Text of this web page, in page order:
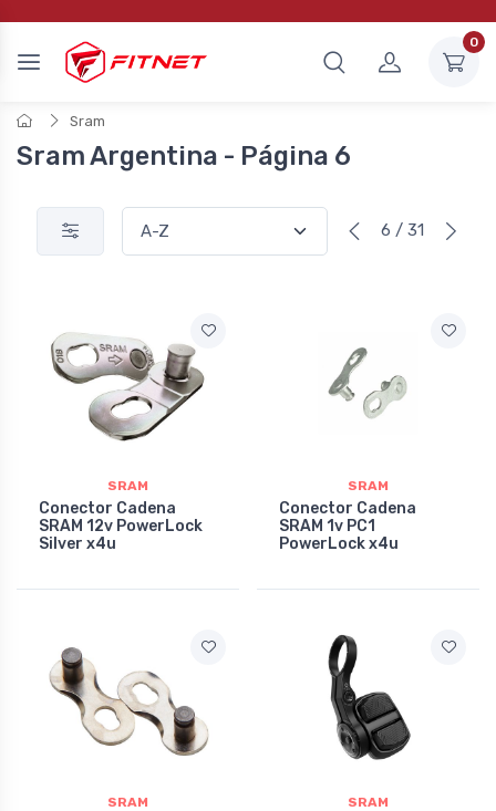
0
Sram
Sram Argentina - Página 6
6 / 31
SRAM
Conector Cadena
SRAM 12v PowerLock
Silver x4u
SRAM
Conector Cadena
SRAM 1v PC1
PowerLock x4u
SRAM SRAM